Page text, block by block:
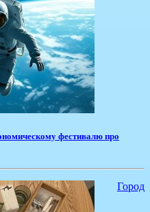
фестивалю про
Город